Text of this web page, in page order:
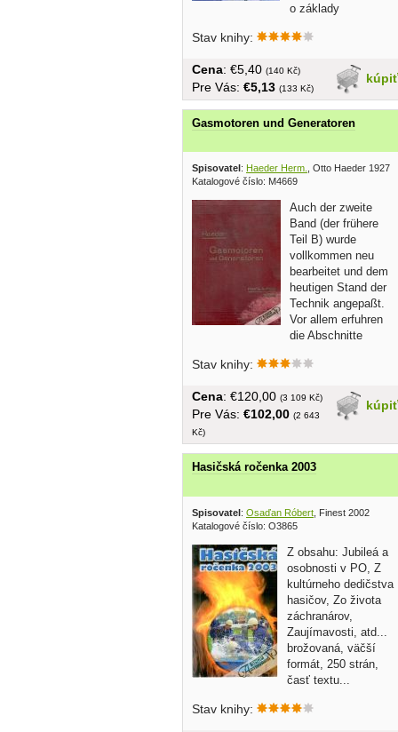
o základy
Stav knihy:
kúpiť
Cena: €5,40 (140 Kč)
Pre Vás: €5,13 (133 Kč)
Gasmotoren und Generatoren
Spisovatel : Haeder Herm.
, Otto Haeder 1927
Katalogové číslo: M4669
Auch der zweite
Band (der frühere
Teil B) wurde
vollkommen neu
bearbeitet und dem
heutigen Stand der
Technik angepaßt.
Vor allem erfuhren
die Abschnitte
Stav knihy:
kúpiť
Cena: €120,00 (3 109 Kč)
Pre Vás: €102,00 (2 643
Kč)
Hasičská ročenka 2003
Spisovatel: Osaďan Róbert , Finest 2002
Katalogové číslo: O3865
Z obsahu: Jubileá a
osobnosti v PO, Z
kultúrneho dedičstva
hasičov, Zo života
záchranárov,
Zaujímavosti, atd...
brožovaná, väčší
formát, 250 strán,
časť textu...
Stav knihy: